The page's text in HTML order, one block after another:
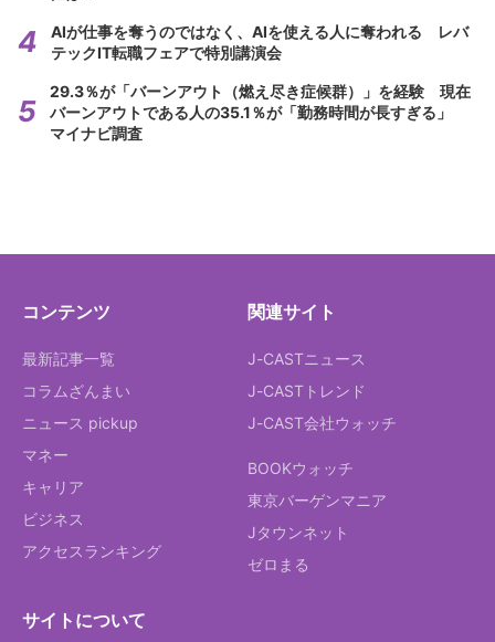
AIが仕事を奪うのではなく、AIを使える人に奪われる レバ
テックIT転職フェアで特別講演会
29.3％が「バーンアウト（燃え尽き症候群）」を経験 現在
バーンアウトである人の35.1％が「勤務時間が長すぎる」
マイナビ調査
コンテンツ
最新記事一覧
コラムざんまい
ニュース pickup
マネー
キャリア
ビジネス
アクセスランキング
関連サイト
J-CASTニュース
J-CASTトレンド
J-CAST会社ウォッチ
BOOKウォッチ
東京バーゲンマニア
Jタウンネット
ゼロまる
サイトについて